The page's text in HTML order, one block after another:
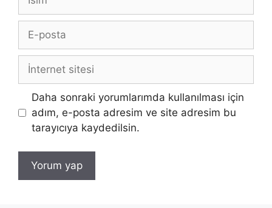
posta
İnternet
Daha sonraki yorumlarımda kullanılması için
adım, e-posta adresim ve site adresim bu
tarayıcıya kaydedilsin.